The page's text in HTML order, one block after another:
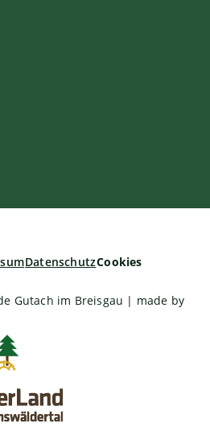
DatenschutzCookies
Gutach im Breisgau | made by